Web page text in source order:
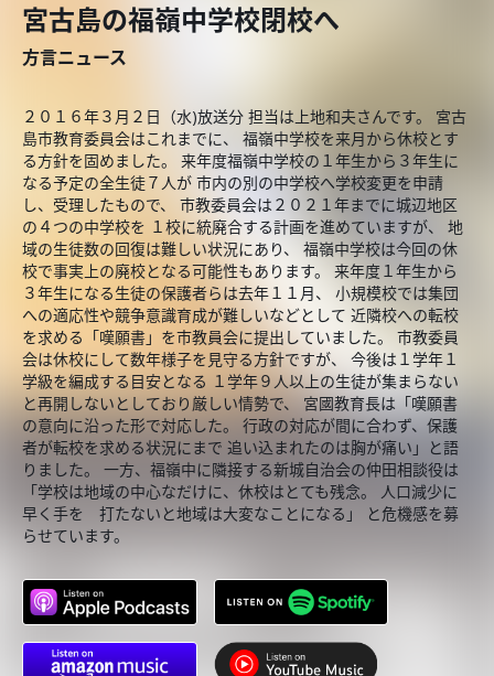
宮古島の福嶺中学校閉校へ
方言ニュース
２０１６年３月２日（水)放送分 担当は上地和夫さんです。 宮古
島市教育委員会はこれまでに、 福嶺中学校を来月から休校とす
る方針を固めました。 来年度福嶺中学校の１年生から３年生に
なる予定の全生徒７人が 市内の別の中学校へ学校変更を申請
し、受理したもので、 市教委員会は２０２１年までに城辺地区
の４つの中学校を １校に統廃合する計画を進めていますが、 地
域の生徒数の回復は難しい状況にあり、 福嶺中学校は今回の休
校で事実上の廃校となる可能性もあります。 来年度１年生から
３年生になる生徒の保護者らは去年１１月、 小規模校では集団
への適応性や競争意識育成が難しいなどとして 近隣校への転校
を求める「嘆願書」を市教員会に提出していました。 市教委員
会は休校にして数年様子を見守る方針ですが、 今後は１学年１
学級を編成する目安となる １学年９人以上の生徒が集まらない
と再開しないとしており厳しい情勢で、 宮國教育長は「嘆願書
の意向に沿った形で対応した。 行政の対応が間に合わず、保護
者が転校を求める状況にまで 追い込まれたのは胸が痛い」と語
りました。 一方、福嶺中に隣接する新城自治会の仲田相談役は
「学校は地域の中心なだけに、休校はとても残念。 人口減少に
早く手を 打たないと地域は大変なことになる」 と危機感を募
らせています。